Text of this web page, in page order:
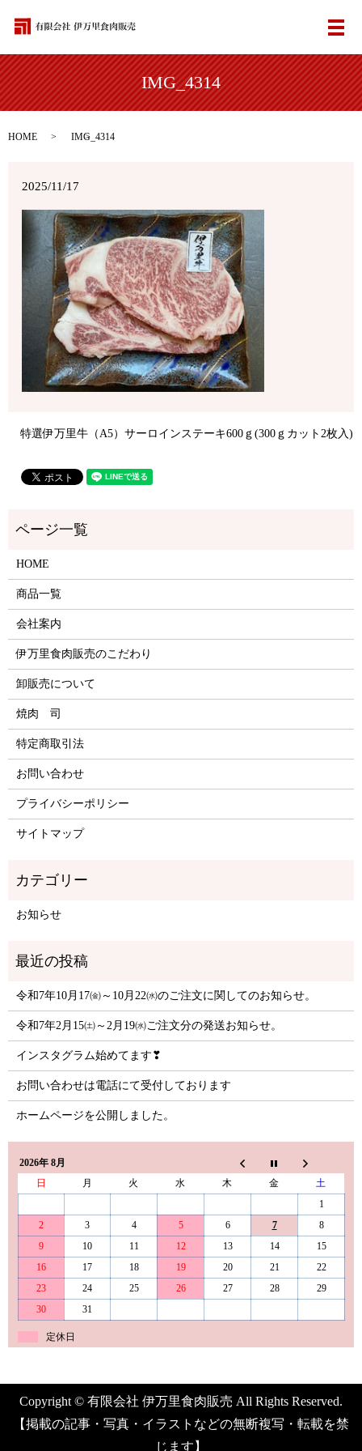
メ
IMG_4314
HOME IMG_4314
2025/11/17
特選伊万里牛（A5）サーロインステーキ600ｇ(300ｇカット2枚入)
HOME
商品一覧
会社案内
伊万里食肉販売のこだわり
卸販売について
焼肉 司
特定商取引法
お問い合わせ
プライバシーポリシー
サイトマップ
お知らせ
令和7年10月17㈮～10月22㈬のご注文に関してのお知らせ。
令和7年2月15㈯～2月19㈬ご注文分の発送お知らせ。
インスタグラム始めてます❣
お問い合わせは電話にて受付しております
ホームページを公開しました。
2026年 8月
日
月 火 水 木 金
土
1
2
3 4 5 6 7
8
9
10 11 12 13 14
15
16
17 18 19 20 21
22
23
24 25 26 27 28
29
30
31
定休日
Copyright © 有限会社 伊万里食肉販売 All Rights Reserved.
【掲載の記事・写真・イラストなどの無断複写・転載を禁
じます】